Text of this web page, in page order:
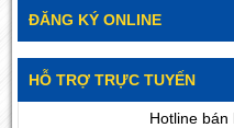
ĐĂNG KÝ ONLINE
HỖ TRỢ TRỰC TUYẾN
Hotline bán